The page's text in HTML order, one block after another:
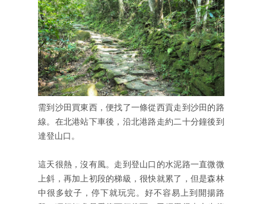
需到沙田買東西，便找了一條從西貢走到沙田的路
線。在北港站下車後，沿北港路走約二十分鐘後到
達登山口。
這天很熱，沒有風。走到登山口的水泥路一直微微
上斜，再加上初段的梯級，很快就累了，但是森林
中很多蚊子，停下就玩完。好不容易上到開揚路